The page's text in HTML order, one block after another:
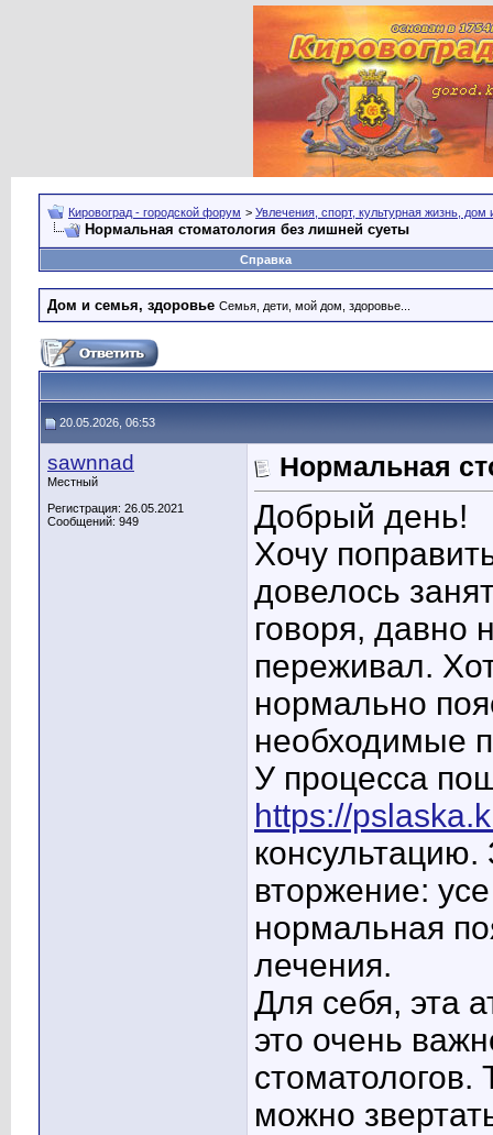
Кировоград - городской форум > Увлечения, спорт, культурная жизнь, дом
Нормальная стоматология без лишней суеты
Справка
Дом и семья, здоровье Семья, дети, мой дом, здоровье...
20.05.2026, 06:53
sawnnad
Местный
Регистрация: 26.05.2021
Сообщений: 949
Нормальная
Добрый день!
Хочу
довелось
говоря, давно
переживал.
нормально
необходимые
У процесса
https://
вторжение:
нормальная
лечения.
Для себя, эта
это очень
стоматологов.
можно